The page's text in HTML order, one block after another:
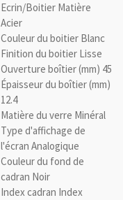
Ecrin/Boitier Matière
Acier
Couleur du boitier Blanc
Finition du boitier Lisse
Ouverture boîtier (mm) 45
Épaisseur du boîtier (mm)
12.4
Matière du verre Minéral
Type d'affichage de
l'écran Analogique
Couleur du fond de
cadran Noir
Index cadran Index